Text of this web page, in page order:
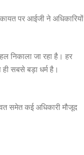
पर आईजी ने अधिकारियों
निकाला जा रहा है। हर
सबसे बड़ा धर्म है।
समेत कई अधिकारी मौजूद